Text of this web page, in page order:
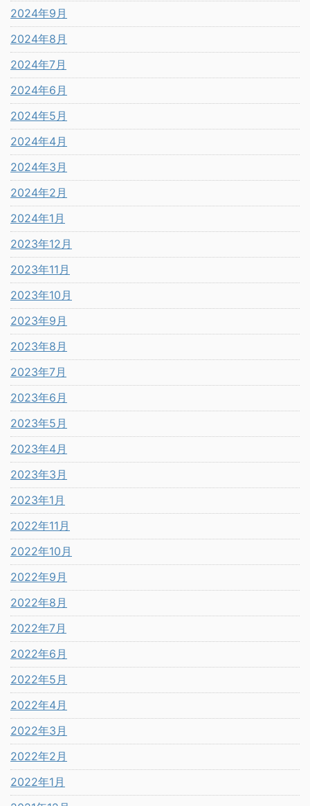
2024年9月
2024年8月
2024年7月
2024年6月
2024年5月
2024年4月
2024年3月
2024年2月
2024年1月
2023年12月
2023年11月
2023年10月
2023年9月
2023年8月
2023年7月
2023年6月
2023年5月
2023年4月
2023年3月
2023年1月
2022年11月
2022年10月
2022年9月
2022年8月
2022年7月
2022年6月
2022年5月
2022年4月
2022年3月
2022年2月
2022年1月